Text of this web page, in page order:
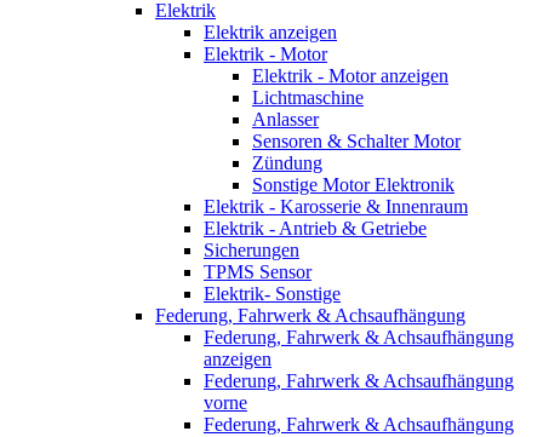
Elektrik
Elektrik anzeigen
Elektrik - Motor
Elektrik - Motor anzeigen
Lichtmaschine
Anlasser
Sensoren & Schalter Motor
Zündung
Sonstige Motor Elektronik
Elektrik - Karosserie & Innenraum
Elektrik - Antrieb & Getriebe
Sicherungen
TPMS Sensor
Elektrik- Sonstige
Federung, Fahrwerk & Achsaufhängung
Federung, Fahrwerk & Achsaufhängung
anzeigen
Federung, Fahrwerk & Achsaufhängung
vorne
Federung, Fahrwerk & Achsaufhängung